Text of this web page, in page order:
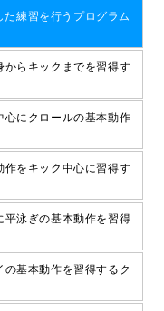
練習を行うプログラム
からキックまでを習得す
心にクロールの基本動作
をキック中心に習得す
泳ぎの基本動作を習得
基本動作を習得するク